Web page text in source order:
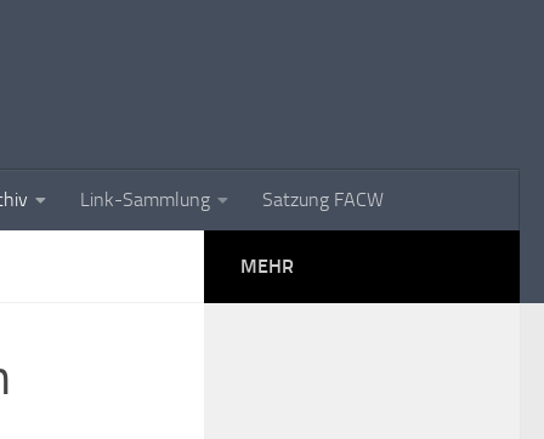
Link-Sammlung Satzung FACW
MEHR